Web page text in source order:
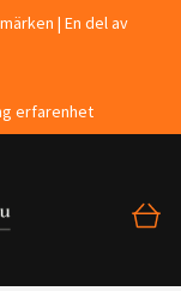
| En del av
erfarenhet